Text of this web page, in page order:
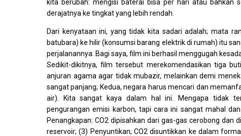
kita berubah: mengisi baterai bisa per hari atau bahkan
derajatnya ke tingkat yang lebih rendah.
Dari kenyataan ini, yang tidak kita sadari adalah; mata
batubara) ke hilir (konsumsi barang elektrik di rumah) itu
perjalanannya. Bagi saya, film ini berhasil menggugah
Sedikit-dikitnya, film tersebut merekomendasikan tiga
anjuran agama agar tidak mubazir, melainkan demi
sangat panjang; Kedua, negara harus mencari dan
air). Kita sangat kaya dalam hal ini. Mengapa tidak
pengurangan emisi karbon, tapi cara ini sangat mahal
Penangkapan: CO2 dipisahkan dari gas-gas cerobong
reservoir; (3) Penyuntikan; CO2 disuntikkan ke dalam